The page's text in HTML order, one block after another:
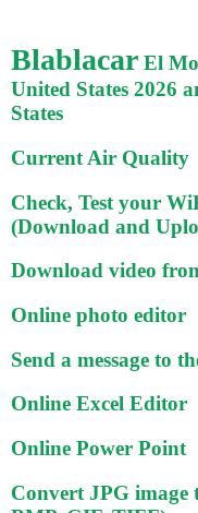
Blablacar El
United States 2026
States
Current Air Quality
Check, Test your
(Download and
Download video
Online photo editor
Send a message to
Online Excel Editor
Online Power Point
Convert JPG image